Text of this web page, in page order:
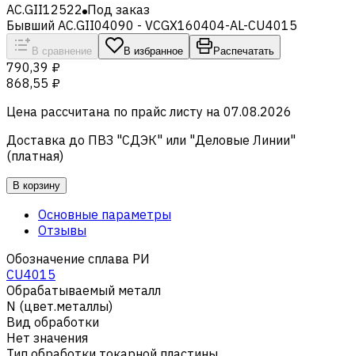
AC.GII12522 Под заказ
Бывший AC.GII04090 - VCGX160404-AL-CU4015
В сравнение В избранное Распечатать
790,39 ₽
868,55 ₽
Цена рассчитана по прайс листу на 07.08.2026
Доставка до ПВЗ "СДЭК" или "Деловые Линии"
(платная)
В корзину
Основные параметры
Отзывы
Обозначение сплава РИ
CU4015
Обрабатываемый металл
N (цвет.металлы)
Вид обработки
Нет значения